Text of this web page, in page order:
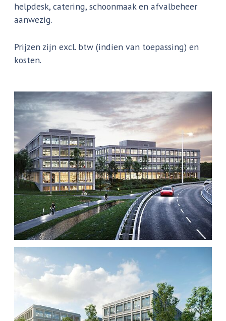
helpdesk, catering, schoonmaak en afvalbeheer
aanwezig.
Prijzen zijn excl. btw (indien van toepassing) en
kosten.